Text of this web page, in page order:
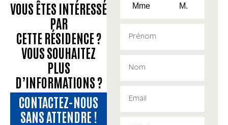
VOUS ÊTES INTÉRESSÉ
PAR
CETTE RÉSIDENCE ?
VOUS SOUHAITEZ
PLUS
D’INFORMATIONS ?
CONTACTEZ-NOUS
SANS ATTENDRE !
Mme M.